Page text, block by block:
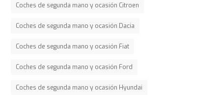
Coches de segunda mano y ocasión Citroen
Coches de segunda mano y ocasión Dacia
Coches de segunda mano y ocasión Fiat
Coches de segunda mano y ocasión Ford
Coches de segunda mano y ocasión Hyundai